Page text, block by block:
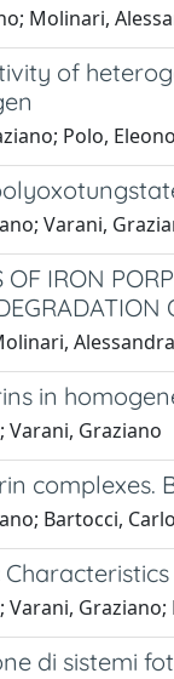
Molinari,
of
Polo,
Varani,
OF IRON
in
Varani, Graziano
complexes.
Bartocci,
di sistemi